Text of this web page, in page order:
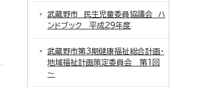
武蔵野市 民生児童委員協議会 ハ
ンドブック 平成29年度
武蔵野市第3期健康福祉総合計画・
地域福祉計画策定委員会 第1回
～